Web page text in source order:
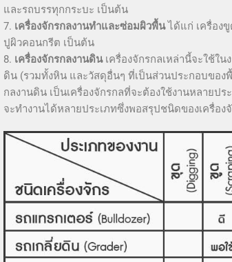
และรถบรรทุกกระบะ เป็นต้น
7. เครื่องจักรกลงานทำและซ่อมผิวพื้นได้แก่ เครื่อง
ปูผิวคอนกรีต เป็นต้น
8. เครื่องจักรกลงานดินเครื่องจักรกลเหล่านี้จะใช้ใ
ดิน (รวมทั้งหิน และวัสดุอื่นๆ ที่เป็นส่วนประกอบขอ
กลงานดิน เป็นเครื่องจักรกลที่จะต้องใช้งานหลายป
จะทำงานได้หลายประเภทซึ่งพอสรุปชนิดของเครื่อง